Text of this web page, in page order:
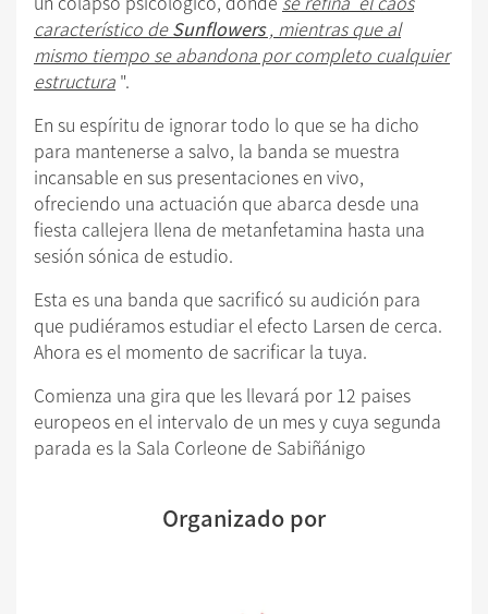
característico deSunflowers, mientras que al
mismo tiempo se abandona por completo cualquier
estructura ".
En su espíritu de ignorar todo lo que se ha dicho
para mantenerse a salvo, la banda se muestra
incansable en sus presentaciones en vivo,
ofreciendo una actuación que abarca desde una
fiesta callejera llena de metanfetamina hasta una
sesión sónica de estudio.
Esta es una banda que sacrificó su audición para
que pudiéramos estudiar el efecto Larsen de cerca.
Ahora es el momento de sacrificar la tuya.
Comienza una gira que les llevará por 12 paises
europeos en el intervalo de un mes y cuya segunda
parada es la Sala Corleone de Sabiñánigo
Organizado por